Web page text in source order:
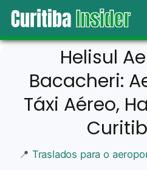
Helisul
Bacacheri:
Táxi Aéreo,
📍 Traslados para o